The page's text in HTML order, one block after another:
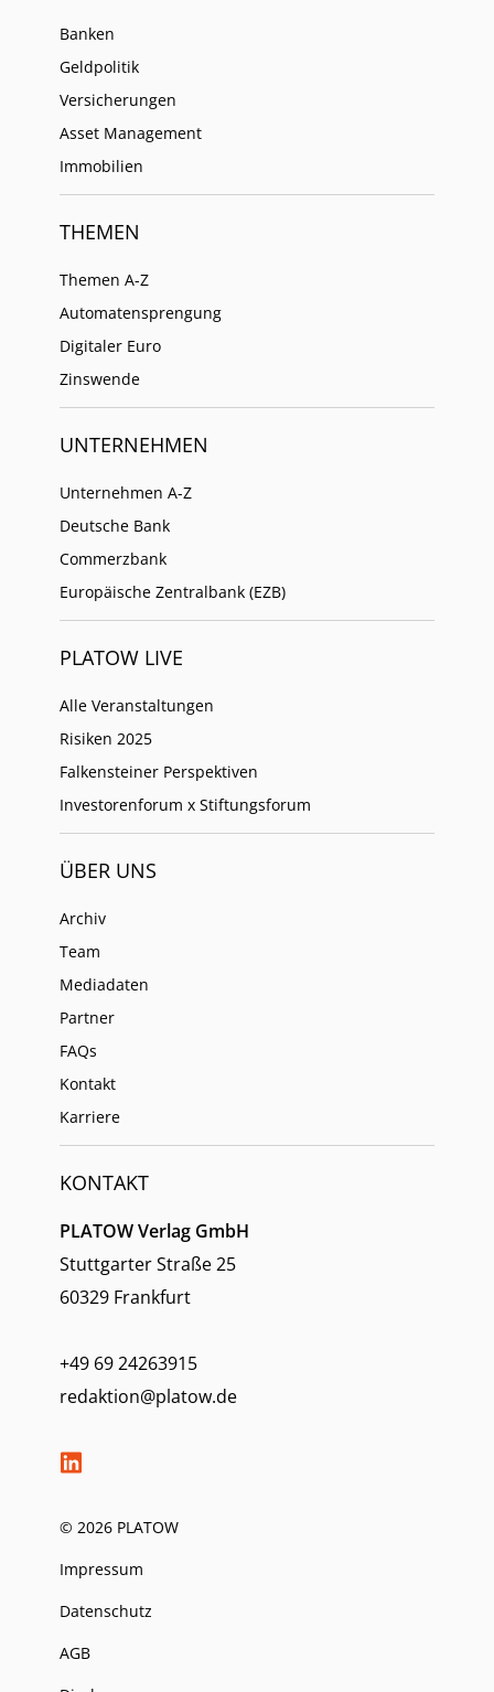
Banken
Geldpolitik
Versicherungen
Asset Management
Immobilien
THEMEN
Themen A-Z
Automatensprengung
Digitaler Euro
Zinswende
UNTERNEHMEN
Unternehmen A-Z
Deutsche Bank
Commerzbank
Europäische Zentralbank (EZB)
PLATOW LIVE
Alle Veranstaltungen
Risiken 2025
Falkensteiner Perspektiven
Investorenforum x Stiftungsforum
ÜBER UNS
Archiv
Team
Mediadaten
Partner
FAQs
Kontakt
Karriere
KONTAKT
PLATOW Verlag GmbH
Stuttgarter Straße 25
60329 Frankfurt
+49 69 24263915
redaktion@platow.de
© 2026 PLATOW
Impressum
Datenschutz
AGB